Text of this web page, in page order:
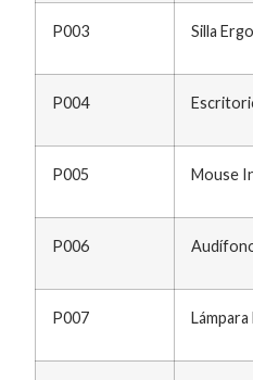
P003 Silla
P004
P005 Mouse
P006
P007 Lámpara